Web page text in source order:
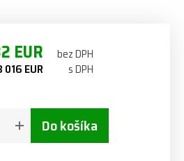
EUR bez DPH
016 EUR s DPH
Do košíka